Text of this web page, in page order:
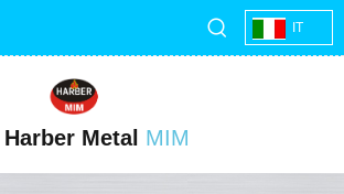
IT
Harber Metal MIM